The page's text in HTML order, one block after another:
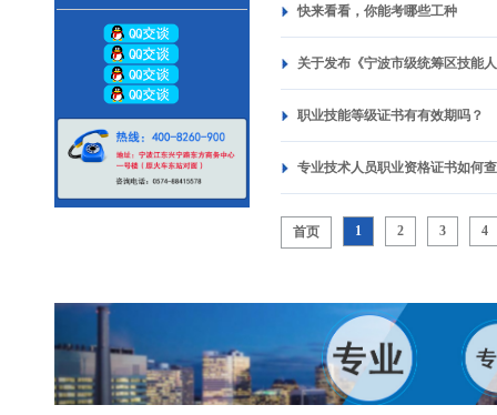
快来看看，你能考哪些工种
关于发布《宁波市级统筹区技能
职业技能等级证书有有效期吗？
专业技术人员职业资格证书如何
首页 1 2 3 4